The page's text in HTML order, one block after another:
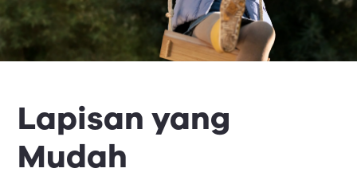
Lapisan yang
Mudah